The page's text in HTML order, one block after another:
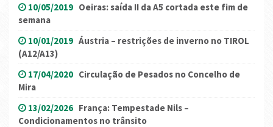
10/05/2019 Oeiras: saída II da A5 cortada este fim de
semana
10/01/2019 Áustria – restrições de inverno no TIROL
(A12/A13)
17/04/2020 Circulação de Pesados no Concelho de
Mira
13/02/2026 França: Tempestade Nils –
Condicionamentos no trânsito